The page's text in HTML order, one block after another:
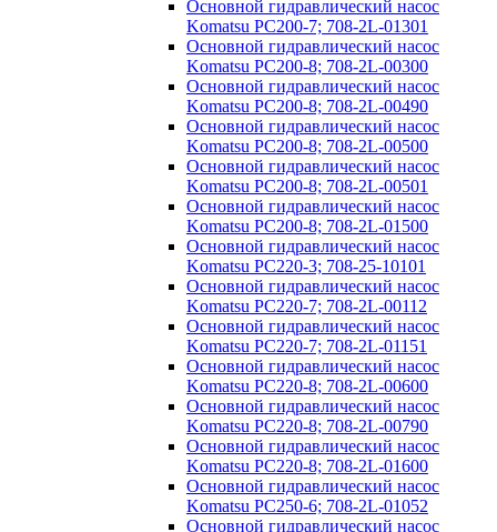
Основной гидравлический насос
Komatsu PC200-7; 708-2L-01301
Основной гидравлический насос
Komatsu PC200-8; 708-2L-00300
Основной гидравлический насос
Komatsu PC200-8; 708-2L-00490
Основной гидравлический насос
Komatsu PC200-8; 708-2L-00500
Основной гидравлический насос
Komatsu PC200-8; 708-2L-00501
Основной гидравлический насос
Komatsu PC200-8; 708-2L-01500
Основной гидравлический насос
Komatsu PC220-3; 708-25-10101
Основной гидравлический насос
Komatsu PC220-7; 708-2L-00112
Основной гидравлический насос
Komatsu PC220-7; 708-2L-01151
Основной гидравлический насос
Komatsu PC220-8; 708-2L-00600
Основной гидравлический насос
Komatsu PC220-8; 708-2L-00790
Основной гидравлический насос
Komatsu PC220-8; 708-2L-01600
Основной гидравлический насос
Komatsu PC250-6; 708-2L-01052
Основной гидравлический насос